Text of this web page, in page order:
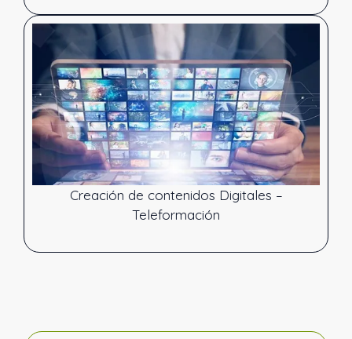
Creación de contenidos Digitales –
Teleformación